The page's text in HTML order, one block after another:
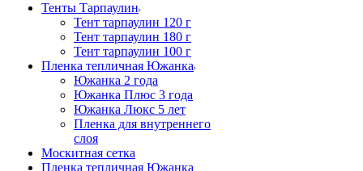
Тенты Тарпаулин
Тент тарпаулин 120 г
Тент тарпаулин 180 г
Тент тарпаулин 100 г
Пленка тепличная Южанка
Южанка 2 года
Южанка Плюс 3 года
Южанка Люкс 5 лет
Пленка для внутреннего
слоя
Москитная сетка
Пленка тепличная Южанка